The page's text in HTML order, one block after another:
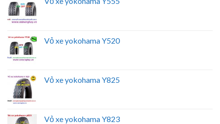
Vỏ xe yokohama Y520
Vỏ xe yokohama Y825
Vỏ xe yokohama Y823